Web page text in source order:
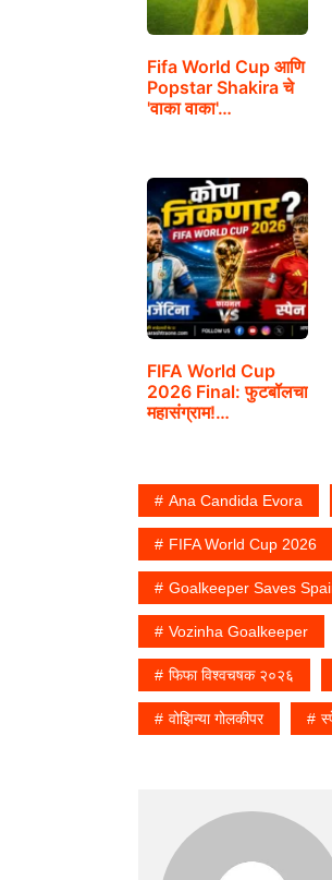
Fifa World Cup आणि
Popstar Shakira चे
'वाका वाका'…
FIFA World Cup
2026 Final: फुटबॉलचा
महासंग्राम!…
Ana Candida Evora
FIFA World Cup 2026
Goalkeeper Saves
Vozinha Goalkeeper
फिफा विश्वचषक २०२६
वोझिन्या गोलकीपर